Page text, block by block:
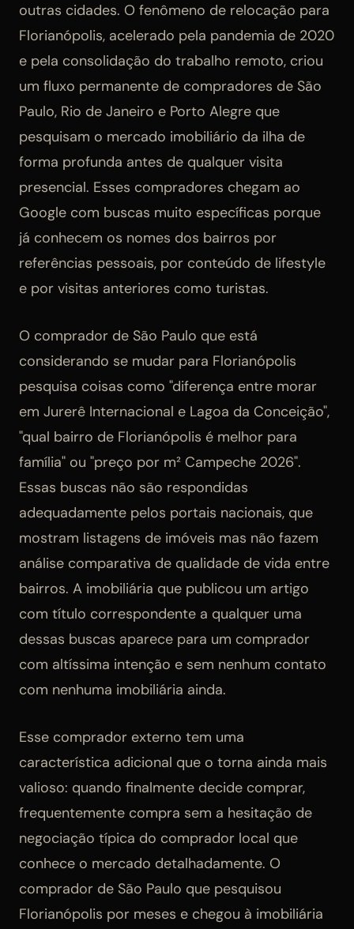
outras cidades. O fenômeno de relocação para
Florianópolis, acelerado pela pandemia de 2020
e pela consolidação do trabalho remoto, criou
um fluxo permanente de compradores de São
Paulo, Rio de Janeiro e Porto Alegre que
pesquisam o mercado imobiliário da ilha de
forma profunda antes de qualquer visita
presencial. Esses compradores chegam ao
Google com buscas muito específicas porque
já conhecem os nomes dos bairros por
referências pessoais, por conteúdo de lifestyle
e por visitas anteriores como turistas.
O comprador de São Paulo que está
considerando se mudar para Florianópolis
pesquisa coisas como "diferença entre morar
em Jurerê Internacional e Lagoa da Conceição",
"qual bairro de Florianópolis é melhor para
família" ou "preço por m² Campeche 2026".
Essas buscas não são respondidas
adequadamente pelos portais nacionais, que
mostram listagens de imóveis mas não fazem
análise comparativa de qualidade de vida entre
bairros. A imobiliária que publicou um artigo
com título correspondente a qualquer uma
dessas buscas aparece para um comprador
com altíssima intenção e sem nenhum contato
com nenhuma imobiliária ainda.
Esse comprador externo tem uma
característica adicional que o torna ainda mais
valioso: quando finalmente decide comprar,
frequentemente compra sem a hesitação de
negociação típica do comprador local que
conhece o mercado detalhadamente. O
comprador de São Paulo que pesquisou
Florianópolis por meses e chegou à imobiliária